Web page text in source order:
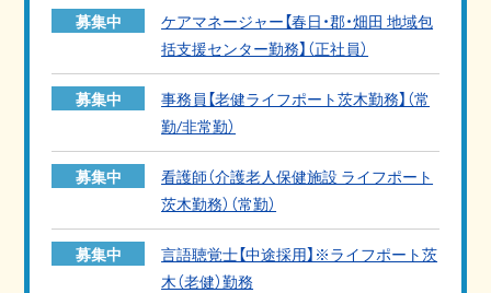
募集中
ケアマネージャー【春日・郡・畑田 地域包
括支援センター勤務】（正社員）
募集中
事務員【老健ライフポート茨木勤務】（常
勤/非常勤）
募集中
看護師（介護老人保健施設 ライフポート
茨木勤務）（常勤）
募集中
言語聴覚士【中途採用】※ライフポート茨
木（老健）勤務